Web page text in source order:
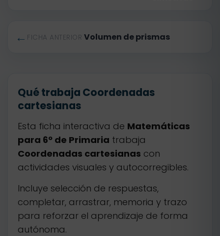
← FICHA ANTERIOR Volumen de prismas
Qué trabaja Coordenadas
cartesianas
Esta ficha interactiva de Matemáticas
para 6º de Primaria trabaja
Coordenadas cartesianas con
actividades visuales y autocorregibles.
Incluye selección de respuestas,
completar, arrastrar, memoria y trazo
para reforzar el aprendizaje de forma
autónoma.